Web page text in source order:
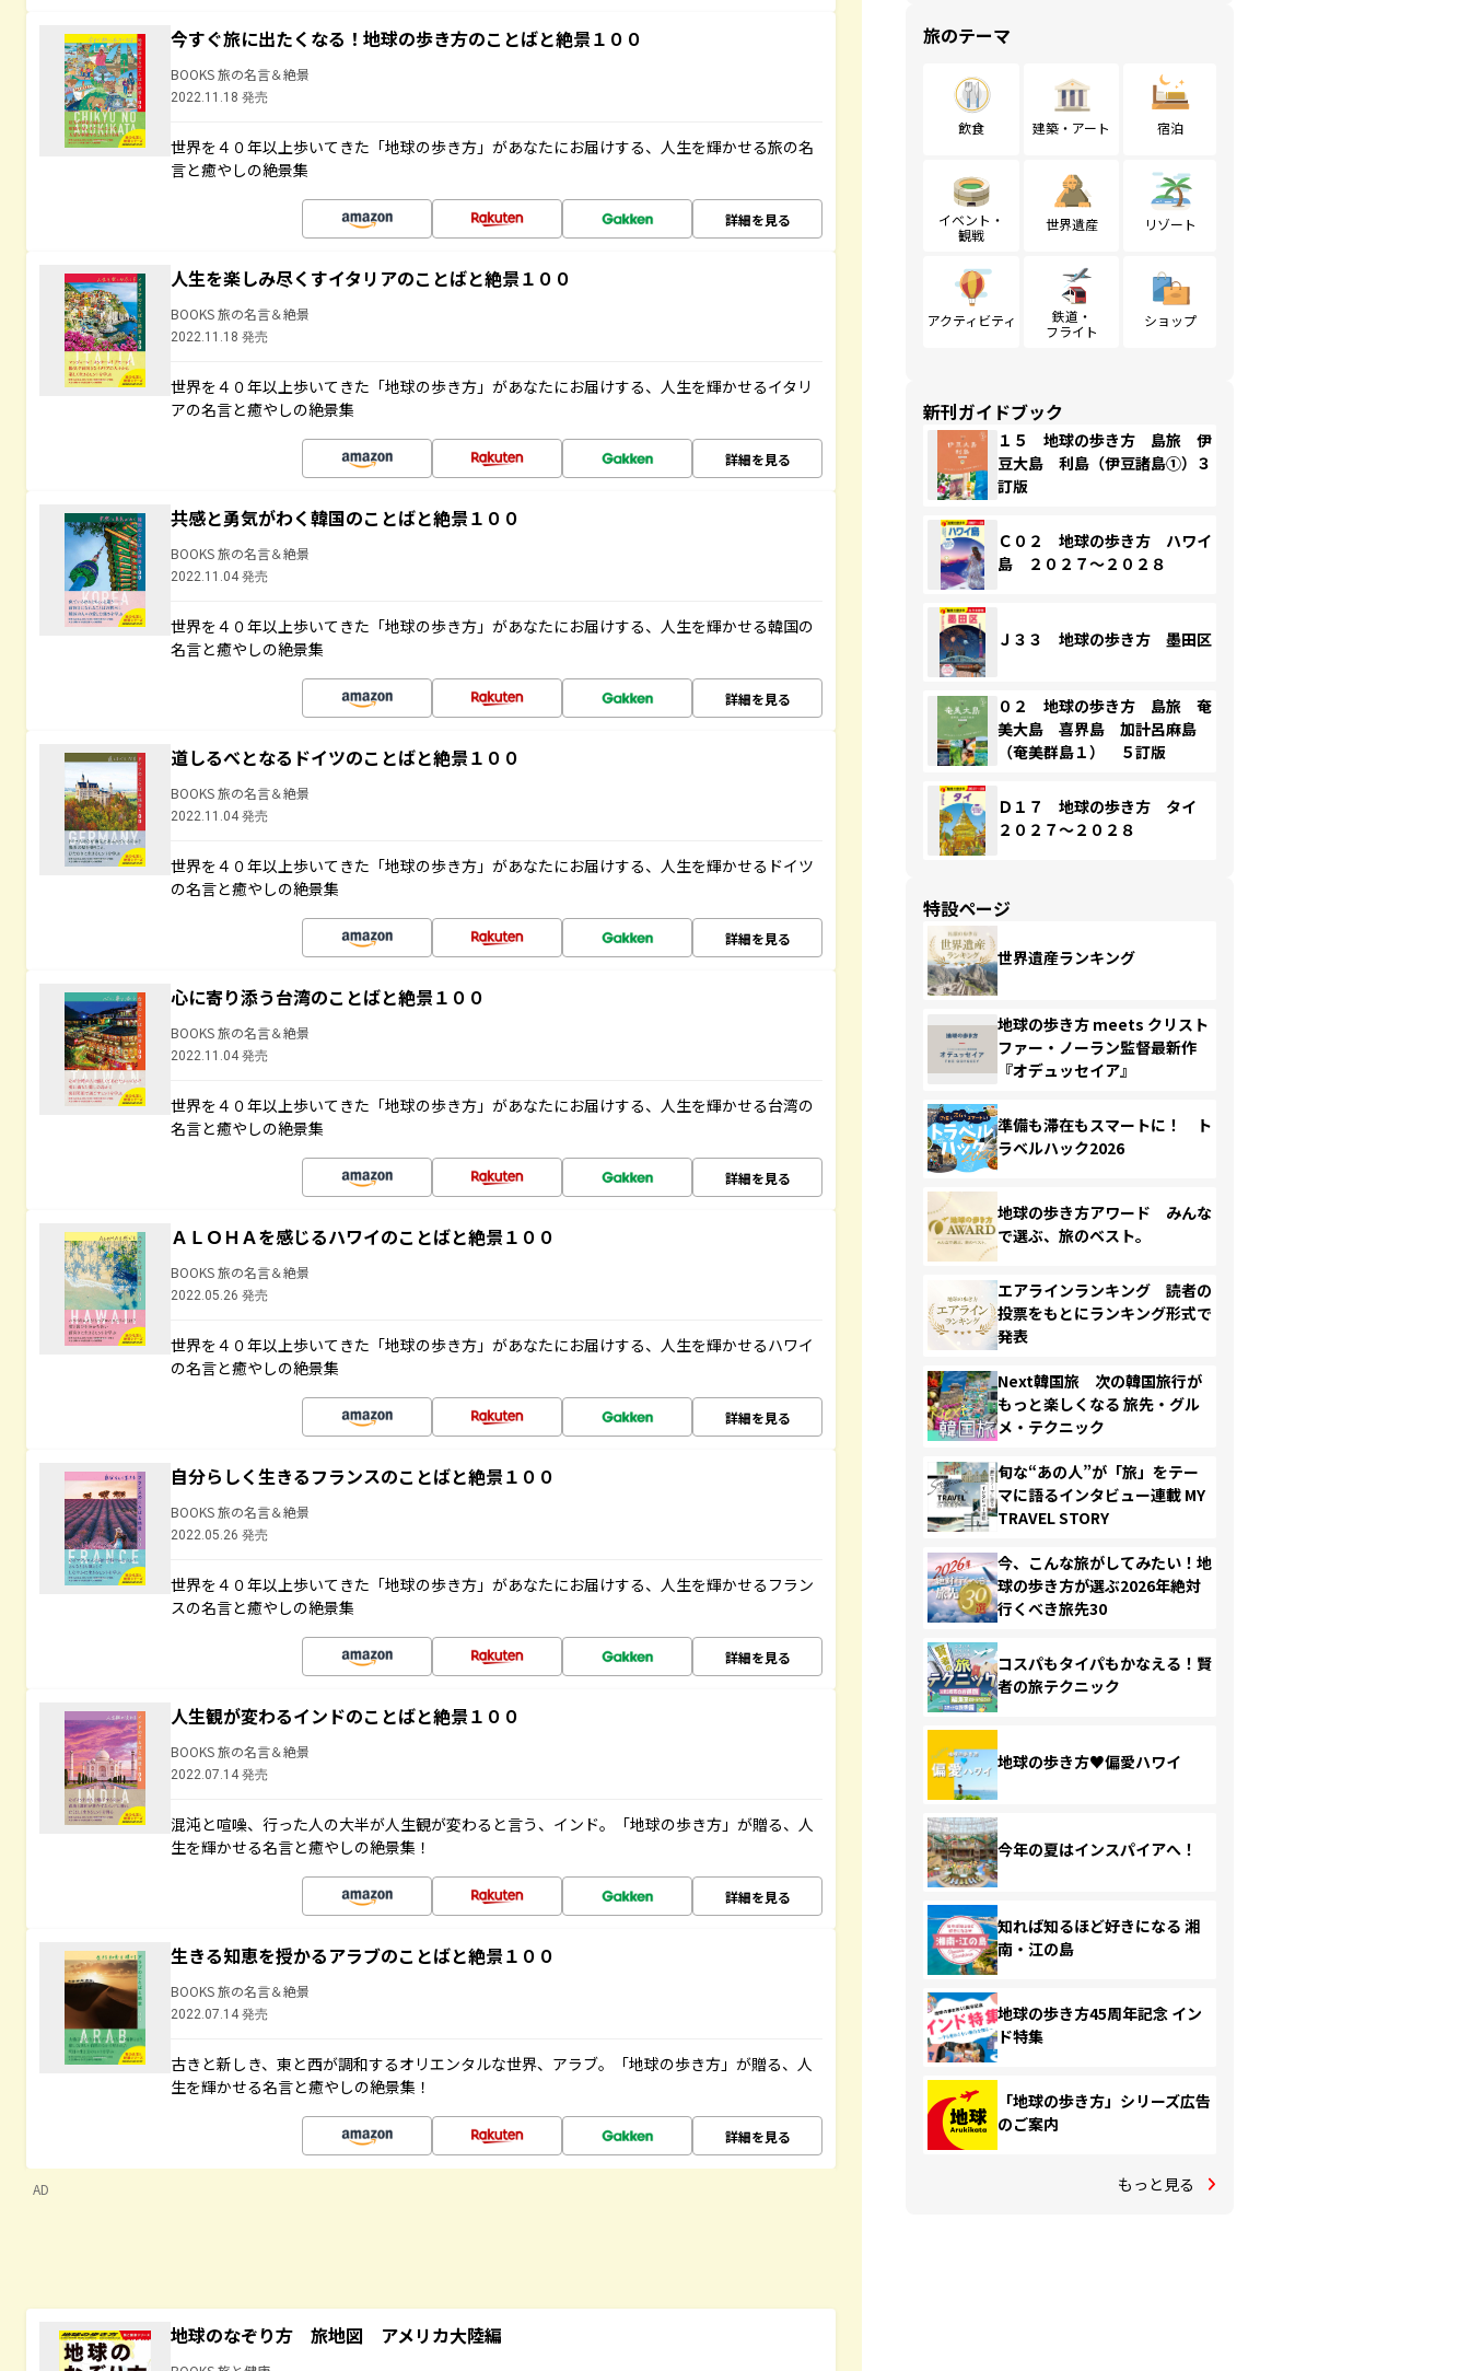
今すぐ旅に出たくなる！地球の歩き方のことばと絶景１００
BOOKS 旅の名言＆絶景
2022.11.18 発売
世界を４０年以上歩いてきた「地球の歩き方」があなたにお届けする、人生を輝かせる旅の名
言と癒やしの絶景集
詳細を見る
人生を楽しみ尽くすイタリアのことばと絶景１００
BOOKS 旅の名言＆絶景
2022.11.18 発売
世界を４０年以上歩いてきた「地球の歩き方」があなたにお届けする、人生を輝かせるイタリ
アの名言と癒やしの絶景集
詳細を見る
共感と勇気がわく韓国のことばと絶景１００
BOOKS 旅の名言＆絶景
2022.11.04 発売
世界を４０年以上歩いてきた「地球の歩き方」があなたにお届けする、人生を輝かせる韓国の
名言と癒やしの絶景集
詳細を見る
道しるべとなるドイツのことばと絶景１００
BOOKS 旅の名言＆絶景
2022.11.04 発売
世界を４０年以上歩いてきた「地球の歩き方」があなたにお届けする、人生を輝かせるドイツ
の名言と癒やしの絶景集
詳細を見る
心に寄り添う台湾のことばと絶景１００
BOOKS 旅の名言＆絶景
2022.11.04 発売
世界を４０年以上歩いてきた「地球の歩き方」があなたにお届けする、人生を輝かせる台湾の
名言と癒やしの絶景集
詳細を見る
ＡＬＯＨＡを感じるハワイのことばと絶景１００
BOOKS 旅の名言＆絶景
2022.05.26 発売
世界を４０年以上歩いてきた「地球の歩き方」があなたにお届けする、人生を輝かせるハワイ
の名言と癒やしの絶景集
詳細を見る
自分らしく生きるフランスのことばと絶景１００
BOOKS 旅の名言＆絶景
2022.05.26 発売
世界を４０年以上歩いてきた「地球の歩き方」があなたにお届けする、人生を輝かせるフラン
スの名言と癒やしの絶景集
詳細を見る
人生観が変わるインドのことばと絶景１００
BOOKS 旅の名言＆絶景
2022.07.14 発売
混沌と喧噪、行った人の大半が人生観が変わると言う、インド。「地球の歩き方」が贈る、人
生を輝かせる名言と癒やしの絶景集！
詳細を見る
生きる知恵を授かるアラブのことばと絶景１００
BOOKS 旅の名言＆絶景
2022.07.14 発売
古きと新しき、東と西が調和するオリエンタルな世界、アラブ。「地球の歩き方」が贈る、人
生を輝かせる名言と癒やしの絶景集！
詳細を見る
AD
地球のなぞり方 旅地図 アメリカ大陸編
旅のテーマ
飲食 建築・アート 宿泊
イベント・
観戦
世界遺産 リゾート
アクティビティ
鉄道・
フライト
ショップ
新刊ガイドブック
１５ 地球の歩き方 島旅 伊
豆大島 利島（伊豆諸島①）３
訂版
Ｃ０２ 地球の歩き方 ハワイ
島 ２０２７～２０２８
Ｊ３３ 地球の歩き方 墨田区
０２ 地球の歩き方 島旅 奄
美大島 喜界島 加計呂麻島
（奄美群島１） ５訂版
Ｄ１７ 地球の歩き方 タイ
２０２７～２０２８
特設ページ
世界遺産ランキング
地球の歩き方 meets クリスト
ファー・ノーラン監督最新作
『オデュッセイア』
準備も滞在もスマートに！ ト
ラベルハック2026
地球の歩き方アワード みんな
で選ぶ、旅のベスト。
エアラインランキング 読者の
投票をもとにランキング形式で
発表
Next韓国旅 次の韓国旅行が
もっと楽しくなる 旅先・グル
メ・テクニック
旬な“あの人”が「旅」をテー
マに語るインタビュー連載 MY
TRAVEL STORY
今、こんな旅がしてみたい！地
球の歩き方が選ぶ2026年絶対
行くべき旅先30
コスパもタイパもかなえる！賢
者の旅テクニック
地球の歩き方♥偏愛ハワイ
今年の夏はインスパイアへ！
知れば知るほど好きになる 湘
南・江の島
地球の歩き方45周年記念 イン
ド特集
「地球の歩き方」シリーズ広告
のご案内
もっと見る